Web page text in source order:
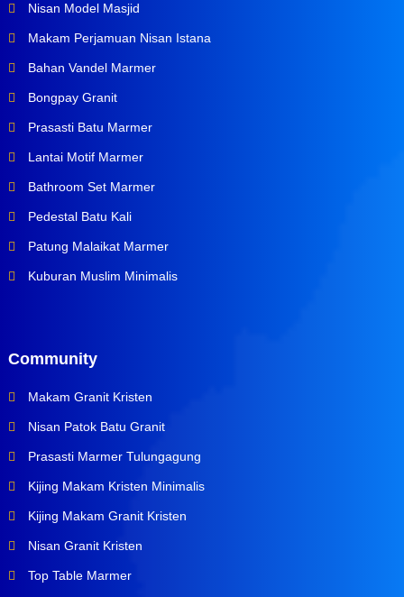
Nisan Model Masjid
Makam Perjamuan Nisan Istana
Bahan Vandel Marmer
Bongpay Granit
Prasasti Batu Marmer
Lantai Motif Marmer
Bathroom Set Marmer
Pedestal Batu Kali
Patung Malaikat Marmer
Kuburan Muslim Minimalis
Community
Makam Granit Kristen
Nisan Patok Batu Granit
Prasasti Marmer Tulungagung
Kijing Makam Kristen Minimalis
Kijing Makam Granit Kristen
Nisan Granit Kristen
Top Table Marmer